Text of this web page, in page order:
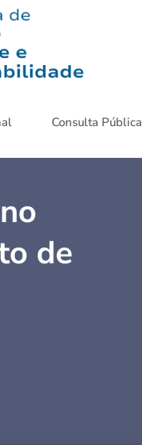
Consulta Pública
de